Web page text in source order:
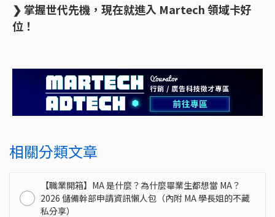
❯ 掌握世代先機，現在就進入 Martech 領域卡好
位！
相關分類文章
【職業開箱】MA 是什麼？為什麼畢業生都想當 MA？
2026 儲備幹部申請資訊懶人包（內附 MA 學長姐的不藏
私分享）